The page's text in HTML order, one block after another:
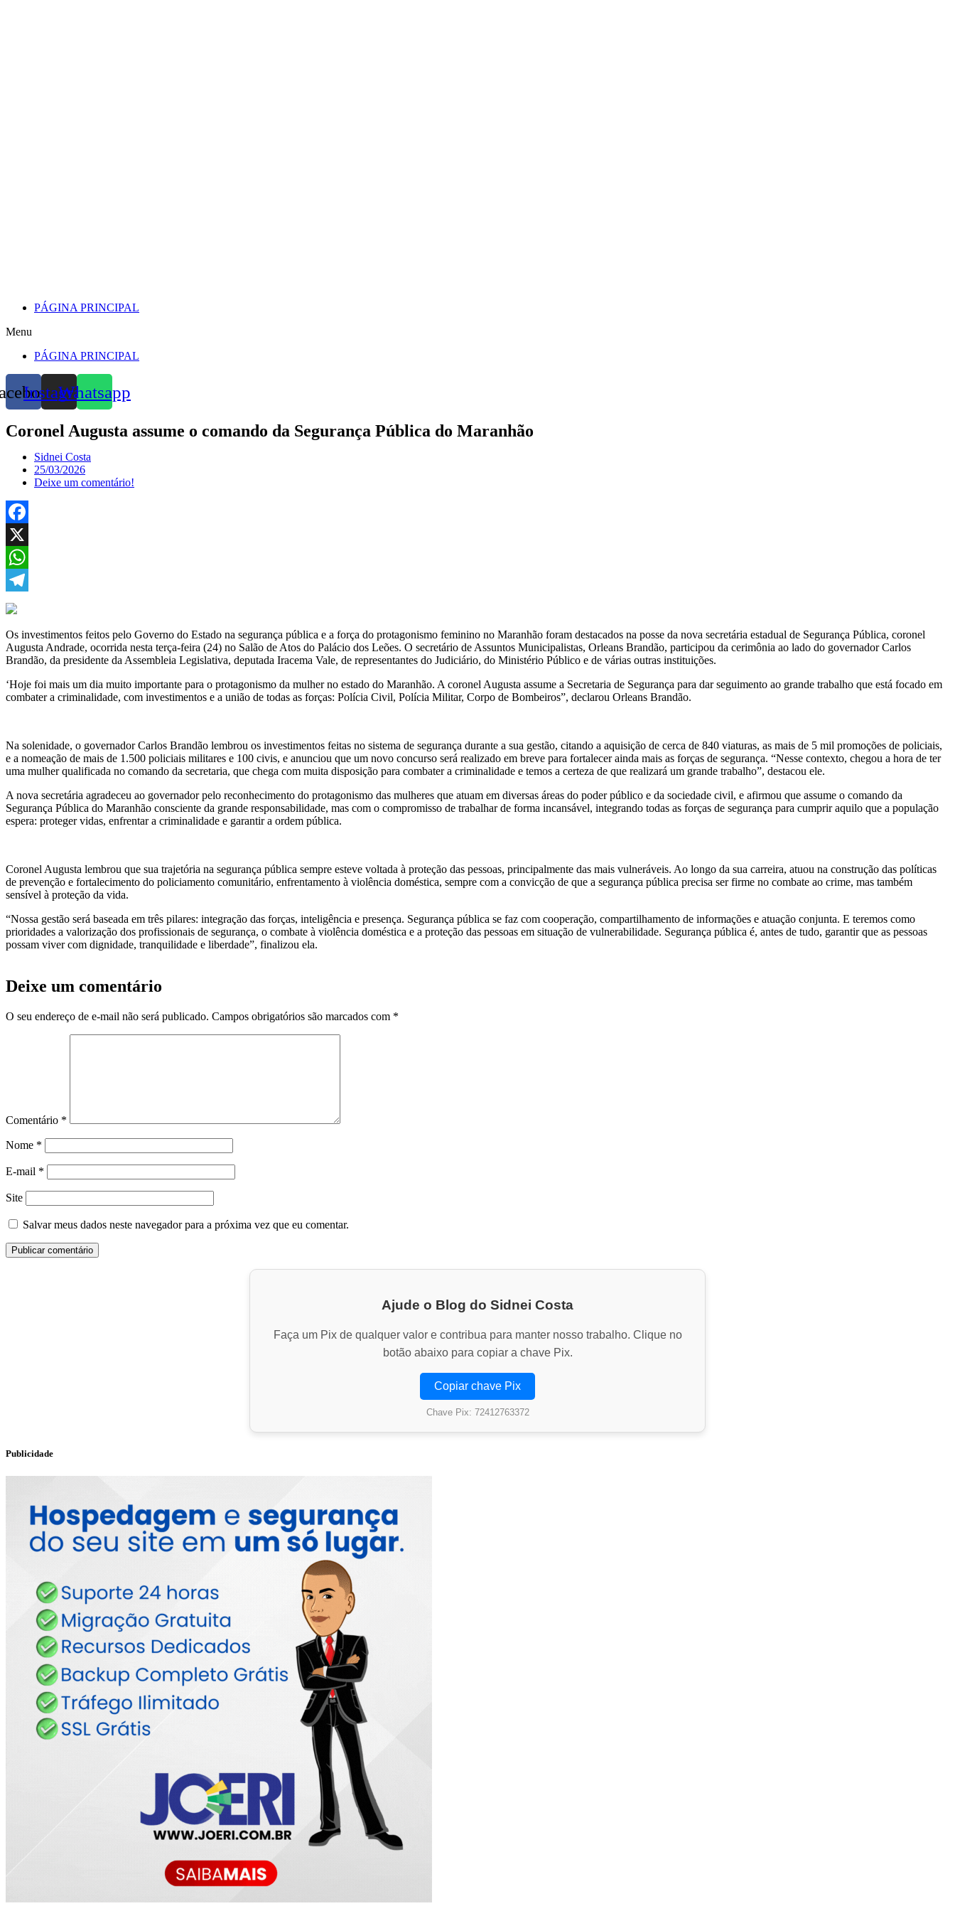
PÁGINA PRINCIPAL
Menu
PÁGINA PRINCIPAL
InstagramWhatsapp
Coronel Augusta assume o comando da Segurança Pública do Maranhão
Sidnei Costa
25/03/2026
Deixe um comentário!
Facebook
X
WhatsApp
Telegram
Os investimentos feitos pelo Governo do Estado na segurança pública e a força do protagonismo feminino no Maranhão foram destacados na posse da nova secretária estadual de Segurança Pública, coronel
Augusta Andrade, ocorrida nesta terça-feira (24) no Salão de Atos do Palácio dos Leões. O secretário de Assuntos Municipalistas, Orleans Brandão, participou da cerimônia ao lado do governador Carlos
Brandão, da presidente da Assembleia Legislativa, deputada Iracema Vale, de representantes do Judiciário, do Ministério Público e de várias outras instituições.
‘Hoje foi mais um dia muito importante para o protagonismo da mulher no estado do Maranhão. A coronel Augusta assume a Secretaria de Segurança para dar seguimento ao grande trabalho que está focado em
combater a criminalidade, com investimentos e a união de todas as forças: Polícia Civil, Polícia Militar, Corpo de Bombeiros”, declarou Orleans Brandão.
Na solenidade, o governador Carlos Brandão lembrou os investimentos feitas no sistema de segurança durante a sua gestão, citando a aquisição de cerca de 840 viaturas, as mais de 5 mil promoções de policiais,
e a nomeação de mais de 1.500 policiais militares e 100 civis, e anunciou que um novo concurso será realizado em breve para fortalecer ainda mais as forças de segurança. “Nesse contexto, chegou a hora de ter
uma mulher qualificada no comando da secretaria, que chega com muita disposição para combater a criminalidade e temos a certeza de que realizará um grande trabalho”, destacou ele.
A nova secretária agradeceu ao governador pelo reconhecimento do protagonismo das mulheres que atuam em diversas áreas do poder público e da sociedade civil, e afirmou que assume o comando da
Segurança Pública do Maranhão consciente da grande responsabilidade, mas com o compromisso de trabalhar de forma incansável, integrando todas as forças de segurança para cumprir aquilo que a população
espera: proteger vidas, enfrentar a criminalidade e garantir a ordem pública.
Coronel Augusta lembrou que sua trajetória na segurança pública sempre esteve voltada à proteção das pessoas, principalmente das mais vulneráveis. Ao longo da sua carreira, atuou na construção das políticas
de prevenção e fortalecimento do policiamento comunitário, enfrentamento à violência doméstica, sempre com a convicção de que a segurança pública precisa ser firme no combate ao crime, mas também
sensível à proteção da vida.
“Nossa gestão será baseada em três pilares: integração das forças, inteligência e presença. Segurança pública se faz com cooperação, compartilhamento de informações e atuação conjunta. E teremos como
prioridades a valorização dos profissionais de segurança, o combate à violência doméstica e a proteção das pessoas em situação de vulnerabilidade. Segurança pública é, antes de tudo, garantir que as pessoas
possam viver com dignidade, tranquilidade e liberdade”, finalizou ela.
Deixe um comentário
O seu endereço de e-mail não será publicado. Campos obrigatórios são marcados com *
Comentário *
Nome *
E-mail *
Site
Salvar meus dados neste navegador para a próxima vez que eu comentar.
Ajude o Blog do Sidnei Costa
Faça um Pix de qualquer valor e contribua para manter nosso trabalho. Clique no
botão abaixo para copiar a chave Pix.
Copiar chave Pix
Chave Pix: 72412763372
Publicidade